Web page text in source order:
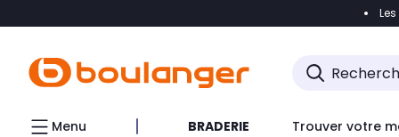
Accéder
Menu BRADERIE Trouver votre